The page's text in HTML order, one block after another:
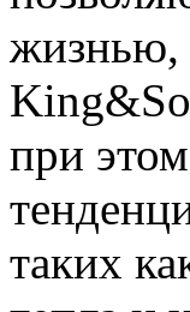
жизнью,
при
таких